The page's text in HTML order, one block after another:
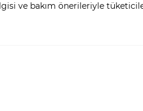
ve bakım önerileriyle